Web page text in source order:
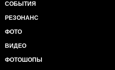
СОБЫТИЯ
РЕЗОНАНС
ФОТО
ВИДЕО
ФОТОШОПЫ